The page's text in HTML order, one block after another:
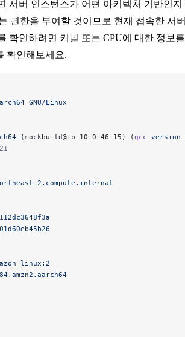
서버 인스턴스가 어떤 아키텍처 기반인
권한을 부여할 것이므로 현재 접속한 서
확인하려면 커널 또는 CPU에 대한 정보
확인해보세요.
GNU/Linux
(mockbuild@ip-10-0-46-15) (gcc version
2.compute.internal